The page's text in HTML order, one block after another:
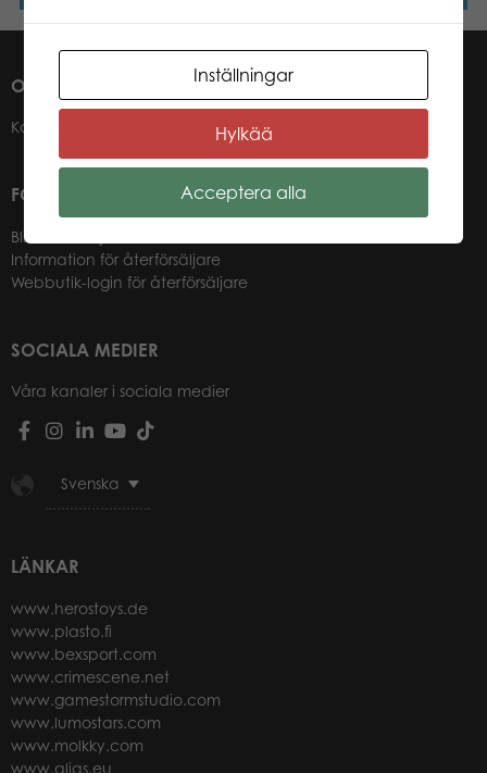
OM OSS
Kontakter
FÖR VÅRA ÅTERFÖRSÄLJARE
Bli återförsäljare
Information för återförsäljare
Webbutik-login för återförsäljare
SOCIALA MEDIER
Våra kanaler i sociala medier
Svenska
LÄNKAR
www.herostoys.de
www.plasto.fi
www.bexsport.com
www.crimescene.net
www.gamestormstudio.com
www.lumostars.com
www.molkky.com
www.alias.eu
Inställningar
Hylkää
Acceptera alla